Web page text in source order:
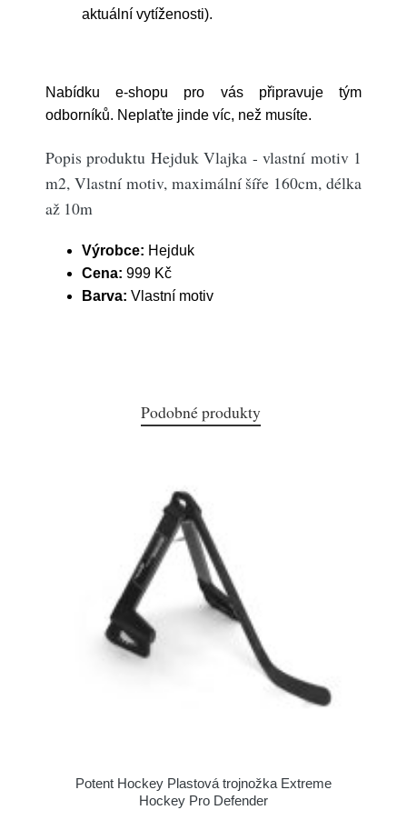
aktuální vytíženosti).
Nabídku e-shopu pro vás připravuje tým
odborníků. Neplaťte jinde víc, než musíte.
Popis produktu Hejduk Vlajka - vlastní motiv 1
m2, Vlastní motiv, maximální šíře 160cm, délka
až 10m
Výrobce: Hejduk
Cena: 999 Kč
Barva: Vlastní motiv
Podobné produkty
Potent Hockey Plastová trojnožka Extreme
Hockey Pro Defender